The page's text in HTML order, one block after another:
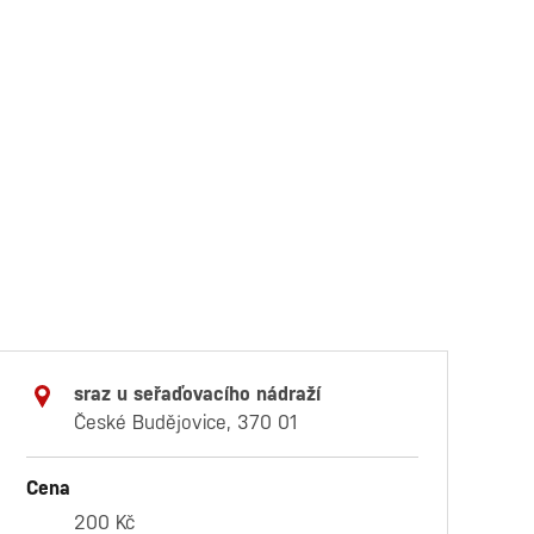
sraz u seřaďovacího nádraží
České Budějovice, 370 01
Cena
200 Kč